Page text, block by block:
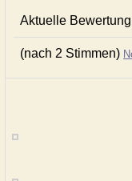
Aktuelle Bewertung
(nach 2 Stimmen)